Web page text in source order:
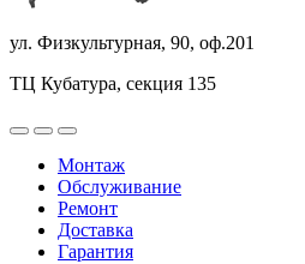
ул. Физкультурная, 90, оф.201
ТЦ Кубатура, секция 135
Монтаж
Обслуживание
Ремонт
Доставка
Гарантия